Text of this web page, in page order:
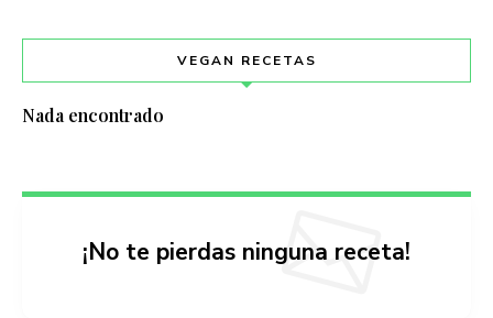
VEGAN RECETAS
Nada encontrado
¡No te pierdas ninguna receta!